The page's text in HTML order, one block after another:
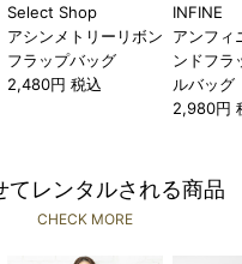
Select Shop
アシンメトリーリボン
フラップバッグ
2,480円 税込
INFINE
アンフ
ンドフラ
ルバッグ
2,980円
てレンタルされる商品
CHECK MORE